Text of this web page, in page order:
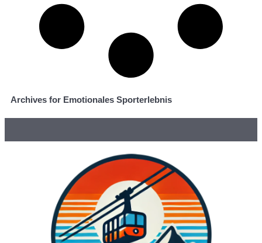
Archives for Emotionales Sporterlebnis